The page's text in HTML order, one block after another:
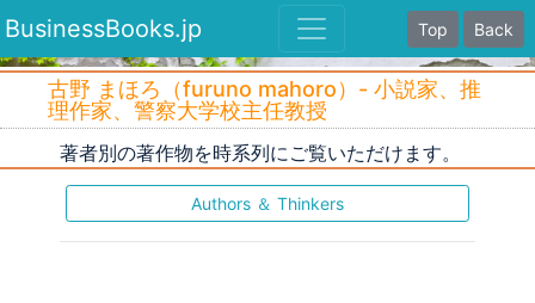
BusinessBooks.jp Top Back
古野 まほろ（furuno mahoro）- 小説家、推
理作家、警察大学校主任教授
著者別の著作物を時系列にご覧いただけます。
Authors ＆ Thinkers